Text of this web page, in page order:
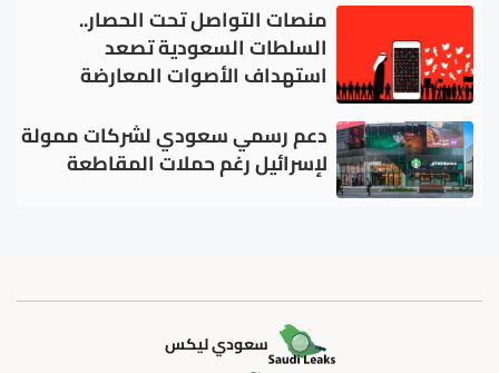
منصات التواصل تحت الحصار..
السلطات السعودية تصعد
استهداف الأصوات المعارضة
دعم رسمي سعودي لشركات ممولة
لإسرائيل رغم حملات المقاطعة
سعودي ليكس